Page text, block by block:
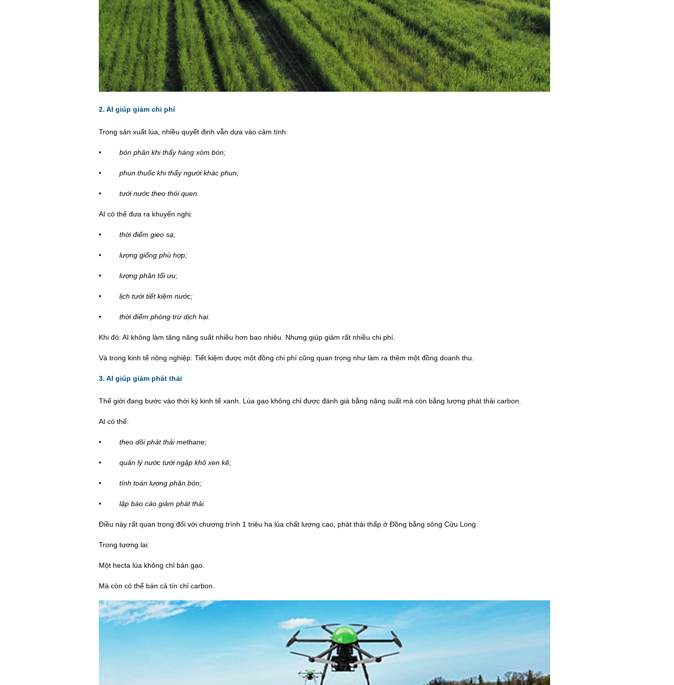
2. AI giúp giảm chi phí
Trong sản xuất lúa, nhiều quyết định vẫn dựa vào cảm tính:
• bón phân khi thấy hàng xóm bón;
• phun thuốc khi thấy người khác phun;
• tưới nước theo thói quen.
AI có thể đưa ra khuyến nghị:
• thời điểm gieo sạ;
• lượng giống phù hợp;
• lượng phân tối ưu;
• lịch tưới tiết kiệm nước;
• thời điểm phòng trừ dịch hại.
Khi đó: AI không làm tăng năng suất nhiều hơn bao nhiêu. Nhưng giúp giảm rất nhiều chi phí.
Và trong kinh tế nông nghiệp: Tiết kiệm được một đồng chi phí cũng quan trọng như làm ra thêm một đồng doanh thu.
3. AI giúp giảm phát thải
Thế giới đang bước vào thời kỳ kinh tế xanh. Lúa gạo không chỉ được đánh giá bằng năng suất mà còn bằng lượng phát thải carbon.
AI có thể:
• theo dõi phát thải methane;
• quản lý nước tưới ngập khô xen kẽ;
• tính toán lượng phân bón;
• lập báo cáo giảm phát thải.
Điều này rất quan trọng đối với chương trình 1 triệu ha lúa chất lượng cao, phát thải thấp ở Đồng bằng sông Cửu Long.
Trong tương lai:
Một hecta lúa không chỉ bán gạo.
Mà còn có thể bán cả tín chỉ carbon.